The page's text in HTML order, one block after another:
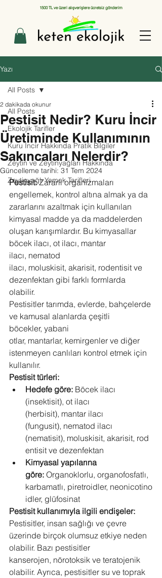
1500 TL ve üzeri alışverişlere ücretsiz gönderim
Yazı
All Posts
Ekolojik Tarifler
Kuru İncir Hakkında Pratik Bilgiler
Zeytin ve Zeytinyağları Hakkında
Zeytinyağlı Yemek Tarifleri
All Posts
Pestisit Nedir? Kuru İncir
Üretiminde Kullanımının
Sakıncaları Nelerdir?
2 dakikada okunur
Güncelleme tarihi: 31 Tem 2024
Pestisit: Zararlı organizmaları
engellemek, kontrol altına almak ya da
zararlarını azaltmak için kullanılan
kimyasal madde ya da maddelerden
oluşan karışımlardır. Bu kimyasallar
böcek ilacı, ot ilacı, mantar
ilacı, nematod
ilacı, moluskisit, akarisit, rodentisit ve
dezenfektan gibi farklı formlarda
olabilir.
Pestisitler tarımda, evlerde, bahçelerde
ve kamusal alanlarda çeşitli
böcekler, yabani
otlar, mantarlar, kemirgenler ve diğer
istenmeyen canlıları kontrol etmek için
kullanılır.
Pestisit türleri:
Hedefe göre: Böcek ilacı
(insektisit), ot ilacı
(herbisit), mantar ilacı
(fungusit), nematod ilacı
(nematisit), moluskisit, akarisit, rod
entisit ve dezenfektan
Kimyasal yapılarına
göre: Organoklorlu, organofosfatlı,
karbamatlı, piretroidler, neonicotino
idler, glüfosinat
Pestisit kullanımıyla ilgili endişeler:
Pestisitler, insan sağlığı ve çevre
üzerinde birçok olumsuz etkiye neden
olabilir. Bazı pestisitler
kanserojen, nörotoksik ve teratojenik
olabilir. Ayrıca, pestisitler su ve toprak